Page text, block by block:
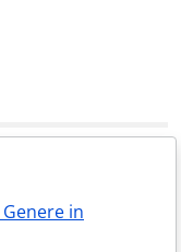
in